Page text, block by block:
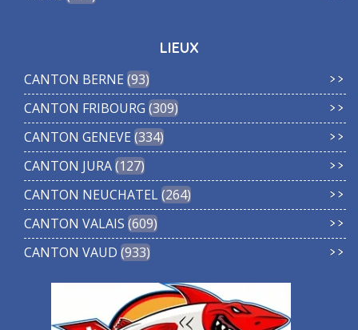
LIEUX
CANTON BERNE 93
CANTON FRIBOURG 309
CANTON GENEVE 334
CANTON JURA 127
CANTON NEUCHATEL 264
CANTON VALAIS 609
CANTON VAUD 933